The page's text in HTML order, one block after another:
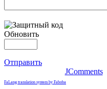
Обновить
Отправить
JComments
FaLang translation system by Faboba